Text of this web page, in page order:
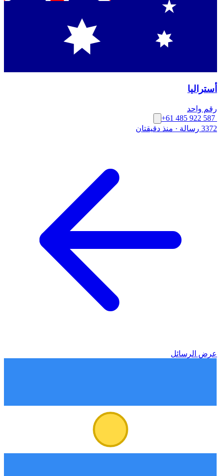
أستراليا
رقم واحد
+61 485 922 587
3372 رسالة
· منذ دقيقتان
عرض الرسائل